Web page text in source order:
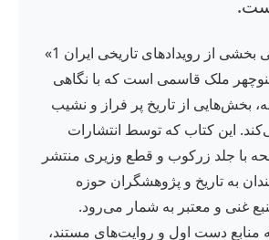
کتاب «نقد و بررسی بخشی از رویدادهای تاریخی ایران 1»
ملک قاسمی است که با نگاهی
بخش‌هایی از تاریخ پر فراز و نشیب
این کتاب که توسط انتشارات
در 504 صفحه با جلد زرکوب و قطع وزیری منتشر
به تاریخ و پژوهشگران حوزه
غنی و معتبر به شمار می‌رود.
به منابع دست اول و روایت‌های مستند،